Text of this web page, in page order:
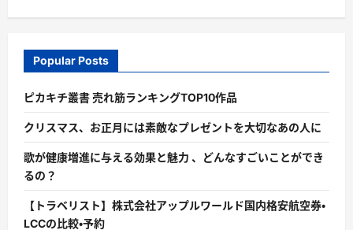
Popular Posts
ピカキチ叢書 売れ筋ランキングTOP10作品
クリスマス、お正月には素敵なプレゼントを大切なあの人に
歌が健康増進に与える効果と魅力 、どんなすごいことができ
るの？
【トラベリスト】株式会社アップルワールド国内格安航空券・
LCCの比較・予約